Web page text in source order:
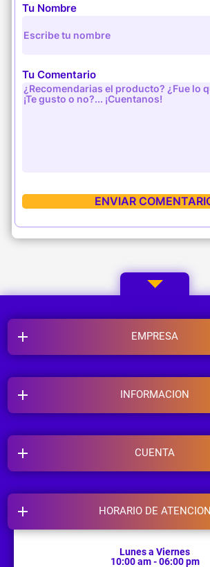
Tu Nombre
Tu Comentario
EMPRESA
INFORMACION
HORARIO DE ATENCION
Lunes a Viernes
10:00 am - 06:00 pm
CUENTA